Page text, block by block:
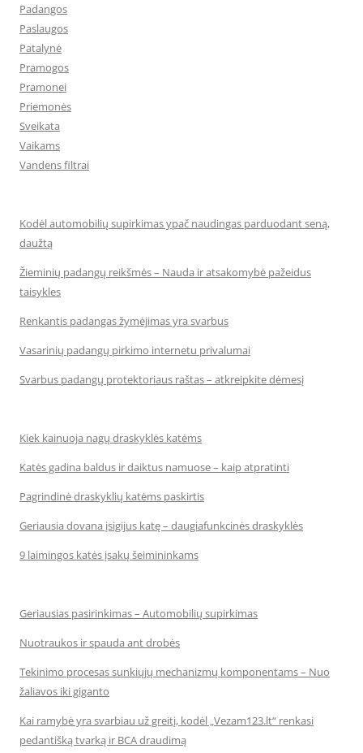
Padangos
Paslaugos
Patalynė
Pramogos
Pramonei
Priemonės
Sveikata
Vaikams
Vandens filtrai
Kodėl automobilių supirkimas ypač naudingas parduodant seną,
daužtą
Žieminių padangų reikšmės – Nauda ir atsakomybė pažeidus
taisykles
Renkantis padangas žymėjimas yra svarbus
Vasarinių padangų pirkimo internetu privalumai
Svarbus padangų protektoriaus raštas – atkreipkite dėmesį
Kiek kainuoja nagų draskyklės katėms
Katės gadina baldus ir daiktus namuose – kaip atpratinti
Pagrindinė draskyklių katėms paskirtis
Geriausia dovana įsigijus katę – daugiafunkcinės draskyklės
9 laimingos katės įsakų šeimininkams
Geriausias pasirinkimas – Automobilių supirkimas
Nuotraukos ir spauda ant drobės
Tekinimo procesas sunkiųjų mechanizmų komponentams – Nuo
žaliavos iki giganto
Kai ramybė yra svarbiau už greitį, kodėl „Vezam123.lt“ renkasi
pedantišką tvarką ir BCA draudimą